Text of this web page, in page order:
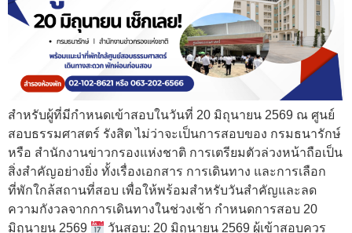
สำหรับผู้ที่มีกำหนดเข้าสอบในวันที่ 20 มิถุนายน 2569 ณ ศูนย์
สอบธรรมศาสตร์ รังสิต ไม่ว่าจะเป็นการสอบของ กรมธนารักษ์
หรือ สำนักงานข่าวกรองแห่งชาติ การเตรียมตัวล่วงหน้าถือเป็น
สิ่งสำคัญอย่างยิ่ง ทั้งเรื่องเอกสาร การเดินทาง และการเลือก
ที่พักใกล้สถานที่สอบ เพื่อให้พร้อมสำหรับวันสำคัญและลด
ความกังวลจากการเดินทางในช่วงเช้า กำหนดการสอบ 20
มิถุนายน 2569
วันสอบ: 20 มิถุนายน 2569 ผู้เข้าสอบควร